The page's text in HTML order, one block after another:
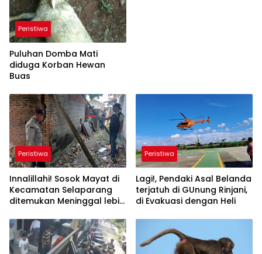
Peristiwa
Puluhan Domba Mati
diduga Korban Hewan
Buas
Peristiwa
Innalillahi! Sosok Mayat di
Kecamatan Selaparang
ditemukan Meninggal lebih
Peristiwa
Lagi!, Pendaki Asal Belanda
terjatuh di GUnung Rinjani,
di Evakuasi dengan Heli